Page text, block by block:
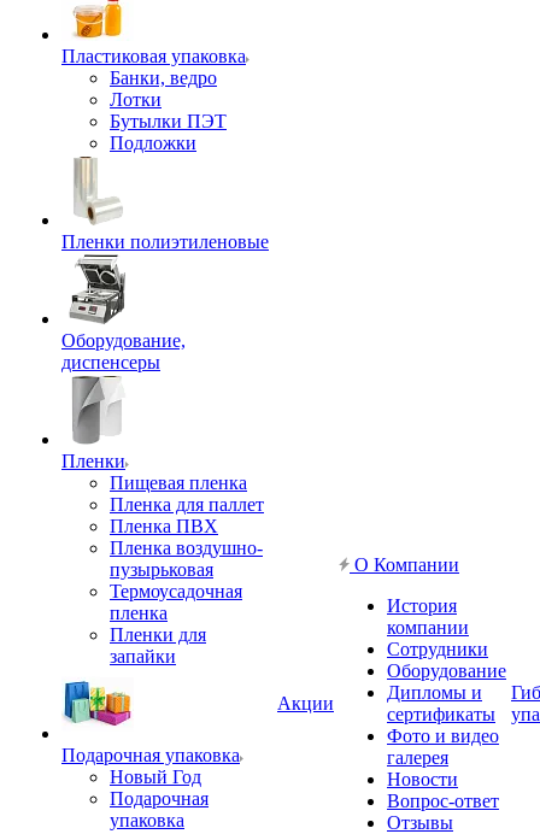
Пластиковая упаковка
Банки, ведро
Лотки
Бутылки ПЭТ
Подложки
Пленки полиэтиленовые
Оборудование,
диспенсеры
Пленки
Пищевая пленка
Пленка для паллет
Пленка ПВХ
Пленка воздушно-
пузырьковая
Термоусадочная
пленка
Пленки для
запайки
Подарочная упаковка
Новый Год
Подарочная
упаковка
Акции
О Компании
История
компании
Сотрудники
Оборудование
Дипломы и
сертификаты
Фото и видео
галерея
Новости
Вопрос-ответ
Отзывы